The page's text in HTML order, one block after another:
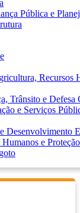
Pública e
Recursos
Trânsito e Defesa
e Serviços
Desenvolvimento
e